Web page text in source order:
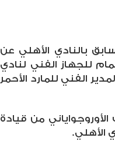
بالنادي الأهلي عن
للجهاز الفني لنادي
الفني للمارد الأحمر
من قيادة
الأهلي.